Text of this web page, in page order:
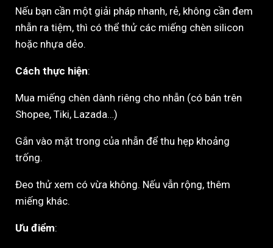
Nếu bạn cần một giải pháp nhanh, rẻ, không cần đem
nhẫn ra tiệm, thì có thể thử các miếng chèn silicon
hoặc nhựa dẻo.
Cách thực hiện:
Mua miếng chèn dành riêng cho nhẫn (có bán trên
Shopee, Tiki, Lazada…)
Gắn vào mặt trong của nhẫn để thu hẹp khoảng
trống.
Đeo thử xem có vừa không. Nếu vẫn rộng, thêm
miếng khác.
Ưu điểm: